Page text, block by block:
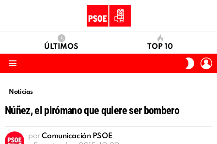
ÚLTIMOS TOP 10
SKIN
Noticias
Núñez, el pirómano que quiere ser bombero
por Comunicación PSOE